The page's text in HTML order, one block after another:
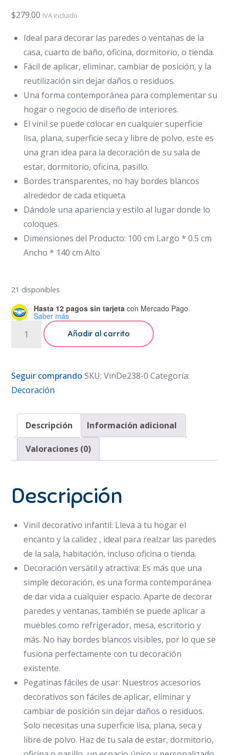
$279.00 IVA incluido
Ideal para decorar las paredes o ventanas de la
casa, cuarto de baño, oficina, dormitorio, o tienda.
Fácil de aplicar, eliminar, cambiar de posición, y la
reutilización sin dejar daños o residuos.
Una forma contemporánea para complementar su
hogar o negocio de diseño de interiores.
El vinil se puede colocar en cualquier superficie
lisa, plana, superficie seca y libre de polvo, este es
una gran idea para la decoración de su sala de
estar, dormitorio, oficina, pasillo.
Bordes transparentes, no hay bordes blancos
alrededor de cada etiqueta.
Dándole una apariencia y estilo al lugar donde lo
coloques.
Dimensiones del Producto: 100 cm Largo * 0.5 cm
Ancho * 140 cm Alto
21 disponibles
Hasta 12 pagos sin tarjeta con Mercado Pago.
Saber más
Decorativo
Venados
Sala
Estancia
cantidad
Añadir al carrito
Seguir comprando SKU:VinDe238-0 Categoría:
Decoración
Descripción Información adicional
Valoraciones (0)
Descripción
Vinil decorativo infantil: Lleva a tu hogar el
encanto y la calidez , ideal para realzar las paredes
de la sala, habitación, incluso oficina o tienda.
Decoración versátil y atractiva: Es más que una
simple decoración, es una forma contemporánea
de dar vida a cualquier espacio. Aparte de decorar
paredes y ventanas, también se puede aplicar a
muebles como refrigerador, mesa, escritorio y
más. No hay bordes blancos visibles, por lo que se
fusiona perfectamente con tu decoración
existente.
Pegatinas fáciles de usar: Nuestros accesorios
decorativos son fáciles de aplicar, eliminar y
cambiar de posición sin dejar daños o residuos.
Solo necesitas una superficie lisa, plana, seca y
libre de polvo. Haz de tu sala de estar, dormitorio,